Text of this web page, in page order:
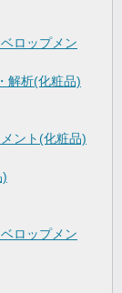
ロップメン
解析(化粧品)
ント(化粧品)
)
ロップメン